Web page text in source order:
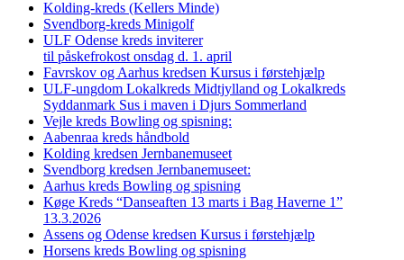
Kolding-kreds (Kellers Minde)
Svendborg-kreds Minigolf
ULF Odense kreds inviterer
til påskefrokost onsdag d. 1. april
Favrskov og Aarhus kredsen Kursus i førstehjælp
ULF-ungdom Lokalkreds Midtjylland og Lokalkreds
Syddanmark Sus i maven i Djurs Sommerland
Vejle kreds Bowling og spisning:
Aabenraa kreds håndbold
Kolding kredsen Jernbanemuseet
Svendborg kredsen Jernbanemuseet:
Aarhus kreds Bowling og spisning
Køge Kreds “Danseaften 13 marts i Bag Haverne 1”
13.3.2026
Assens og Odense kredsen Kursus i førstehjælp
Horsens kreds Bowling og spisning